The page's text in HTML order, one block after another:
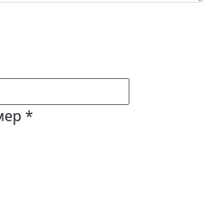
*